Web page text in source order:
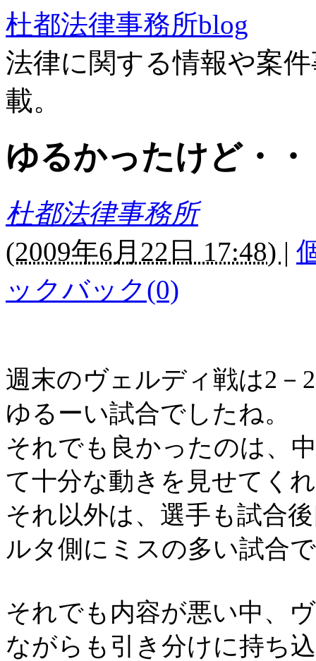
杜都法律事務所blog
法律に関する情報や案
載。
ゆるかったけど・
杜都法律事務所
(2009年6月22日 17:48) |
ックバック(0)
週末のヴェルディ戦は2 － 2
ゆるーい試合でしたね。
それでも良かったのは、
て十分な動きを見せてく
それ以外は、選手も試合
ルタ側にミスの多い試合
それでも内容が悪い中、
ながらも引き分けに持ち